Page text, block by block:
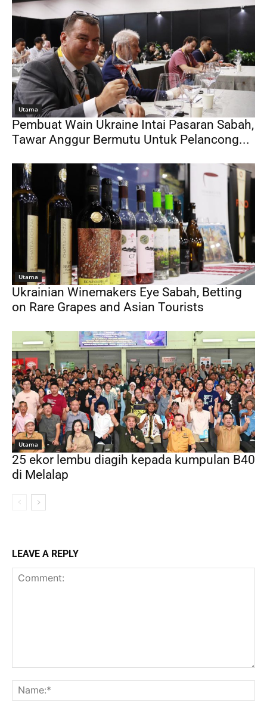
Utama
Pembuat Wain Ukraine Intai Pasaran Sabah,
Tawar Anggur Bermutu Untuk Pelancong...
Utama
Ukrainian Winemakers Eye Sabah, Betting
on Rare Grapes and Asian Tourists
Utama
25 ekor lembu diagih kepada kumpulan B40
di Melalap
LEAVE A REPLY